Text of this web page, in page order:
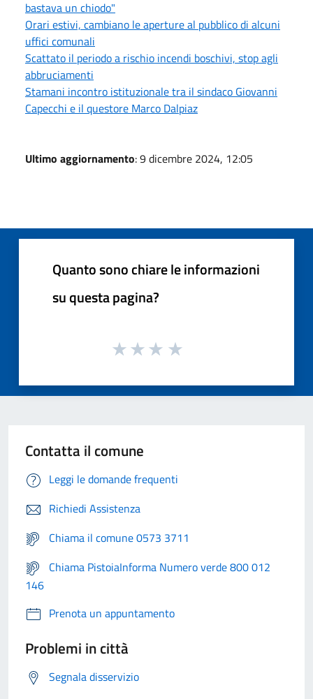
bastava un chiodo"
Orari estivi, cambiano le aperture al pubblico di alcuni
uffici comunali
Scattato il periodo a rischio incendi boschivi, stop agli
abbruciamenti
Stamani incontro istituzionale tra il sindaco Giovanni
Capecchi e il questore Marco Dalpiaz
Ultimo aggiornamento: 9 dicembre 2024, 12:05
Quanto sono chiare le informazioni
su questa pagina?
Contatta il comune
Leggi le domande frequenti
Richiedi Assistenza
Chiama il comune 0573 3711
Chiama PistoiaInforma Numero verde 800 012
146
Prenota un appuntamento
Problemi in città
Segnala disservizio